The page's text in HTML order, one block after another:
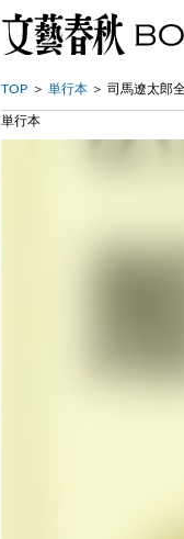
TOP 単行本 司馬遼太郎
単行本